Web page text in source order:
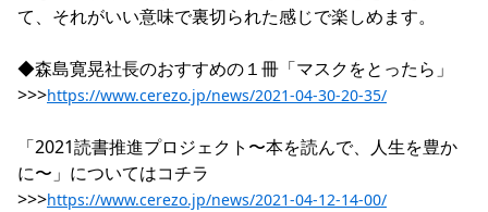
て、それがいい意味で裏切られた感じで楽しめます。
◆森島寛晃社長のおすすめの１冊「マスクをとったら」
>>>https://www.cerezo.jp/news/2021-04-30-20-35/
「2021読書推進プロジェクト〜本を読んで、人生を豊か
に〜」についてはコチラ
>>>https://www.cerezo.jp/news/2021-04-12-14-00/